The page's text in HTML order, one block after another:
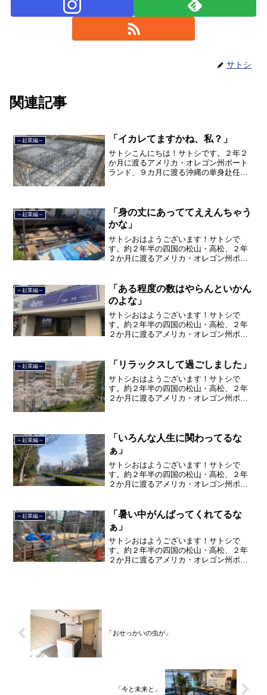
サトシ
関連記事
～起業編～ 「イカレてますかね、私？」
サトシこんにちは！サトシです。２年２
か月に渡るアメリカ・オレゴン州ポート
ランド、９カ月に渡る沖縄の単身赴任の
品川区南大井で不動産を主...
～起業編～
「身の丈にあっててええんちゃう
かな」
サトシおはようございます！サトシで
す。約２年半の四国の松山・高松、２年
２か月に渡るアメリカ・オレゴン州ポー
間のサラリーマン人生に終止符を打っ
て、２０２１年３月９日より東...
～起業編～
「ある程度の数はやらんといかん
のよな」
サトシおはようございます！サトシで
す。約２年半の四国の松山・高松、２年
２か月に渡るアメリカ・オレゴン州ポー
間のサラリーマン人生に終止符を打ちま
した。２０２１年３月９日よ...
～起業編～ 「リラックスして過ごしました」
サトシおはようございます！サトシで
す。約２年半の四国の松山・高松、２年
２か月に渡るアメリカ・オレゴン州ポー
て、２０２１年３月９日より東...
～起業編～
「いろんな人生に関わってるな
ぁ」
サトシおはようございます！サトシで
す。約２年半の四国の松山・高松、２年
２か月に渡るアメリカ・オレゴン州ポー
間のサラリーマン人生に終止符を打っ
て、２０２１年３月９日より東...
～起業編～
「暑い中がんばってくれてるな
ぁ」
サトシおはようございます！サトシで
す。約２年半の四国の松山・高松、２年
２か月に渡るアメリカ・オレゴン州ポー
「おせっかいの虫が」
「今と未来と」